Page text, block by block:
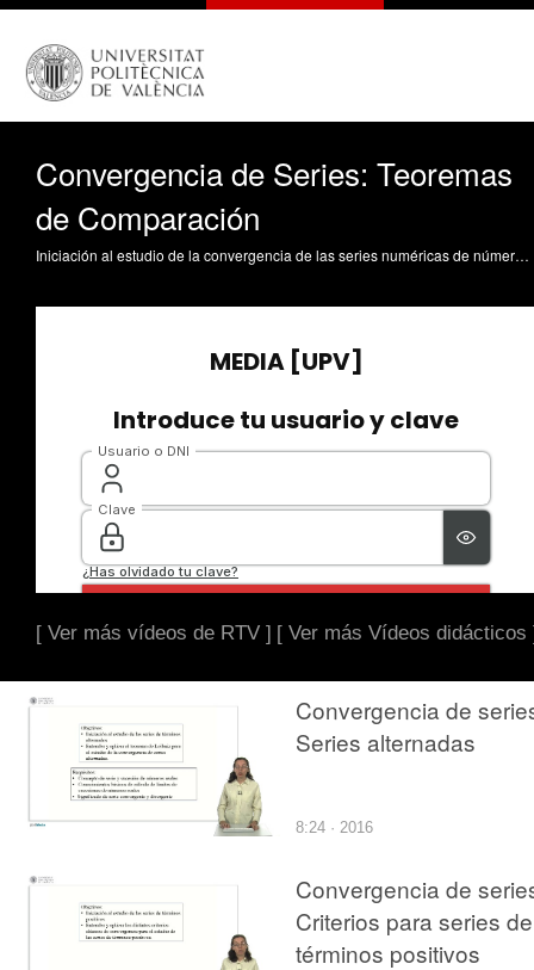
Convergencia de Series: Teoremas
de Comparación
Iniciación al estudio de la convergencia de las series numéricas de números reales, en este caso positivos, mediante el uso de los teoremas de comparación, que proporcionan condiciones necesarias y suficientes para la convergencia de tales series. Los teoremas de comparación implican el conocimiento previo de la convergencia de determinadas series que se usan en el proceso de comparación. Con el fin de contar con un número suficiente de series conocidas se introduce la serie armónica generalizada. Martínez Uso, MJ. (2016). Convergencia de Series: Teoremas de Comparación. https://riunet.upv.es/handle/10251/63526 DER
[ Ver más vídeos de RTV ] [ Ver más Vídeos didácticos
Convergencia de
Series alternadas
8:24 · 2016
Convergencia de
Criterios para series de
términos positivos